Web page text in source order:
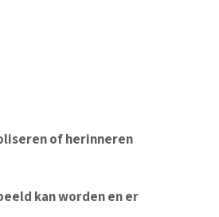
of herinneren
kan worden en er